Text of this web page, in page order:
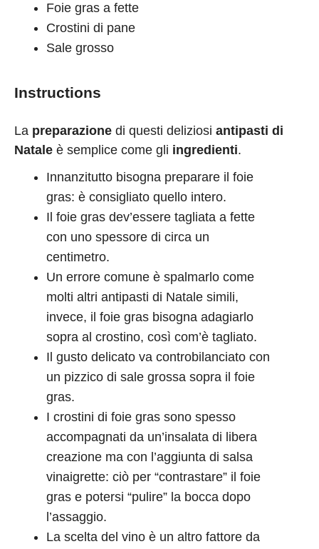
Foie gras a fette
Crostini di pane
Sale grosso
Instructions
La preparazione di questi deliziosi antipasti di
Natale è semplice come gli ingredienti.
Innanzitutto bisogna preparare il foie
gras: è consigliato quello intero.
Il foie gras dev’essere tagliata a fette
con uno spessore di circa un
centimetro.
Un errore comune è spalmarlo come
molti altri antipasti di Natale simili,
invece, il foie gras bisogna adagiarlo
sopra al crostino, così com’è tagliato.
Il gusto delicato va controbilanciato con
un pizzico di sale grossa sopra il foie
gras.
I crostini di foie gras sono spesso
accompagnati da un’insalata di libera
creazione ma con l’aggiunta di salsa
vinaigrette: ciò per “contrastare” il foie
gras e potersi “pulire” la bocca dopo
l’assaggio.
La scelta del vino è un altro fattore da